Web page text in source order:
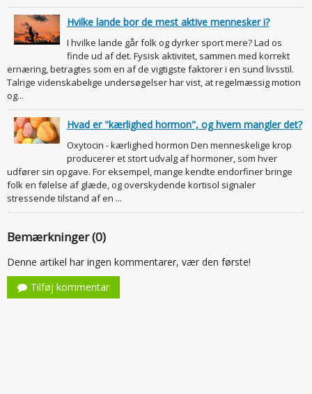
Hvilke lande bor de mest aktive mennesker i?
I hvilke lande går folk og dyrker sport mere? Lad os
finde ud af det. Fysisk aktivitet, sammen med korrekt
ernæring, betragtes som en af de vigtigste faktorer i en sund livsstil.
Talrige videnskabelige undersøgelser har vist, at regelmæssig motion
og...
Hvad er "kærlighed hormon", og hvem mangler det?
Oxytocin - kærlighed hormon Den menneskelige krop
producerer et stort udvalg af hormoner, som hver
udfører sin opgave. For eksempel, mange kendte endorfiner bringe
folk en følelse af glæde, og overskydende kortisol signaler
stressende tilstand af en ...
Bemærkninger (0)
Denne artikel har ingen kommentarer, vær den første!
Tilføj kommentar